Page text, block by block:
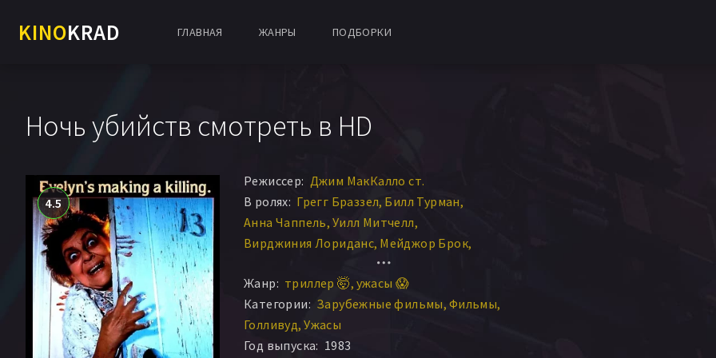
KINOKRAD ГЛАВНАЯ ЖАНРЫ ПОДБОРКИ
Ночь убийств смотреть в HD
4.5
Режиссер: Джим МакКалло ст.
В ролях: Грегг Браззел Билл Турман
Анна Чаппель Уилл Митчелл
Вирджиния Лориданс Мейджор Брок
Amy Hill
Джилл Кинг Ронда Этвуд Фостер Литтон
Линда Бланкеншип Анджела Кристин
Жанр: триллер 🤯 ужасы 😱
Категории: Зарубежные фильмы Фильмы
Голливуд Ужасы
Год выпуска: 1983